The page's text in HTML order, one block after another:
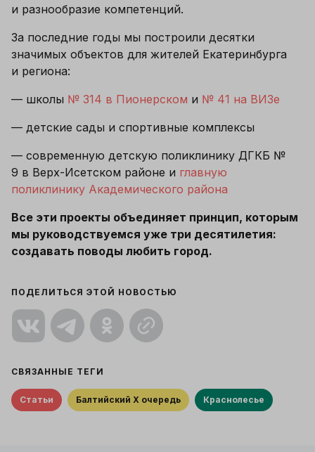
и разнообразие компетенций.
За последние годы мы построили десятки
значимых объектов для жителей Екатеринбурга
и региона:
— школы № 314 в Пионерском и № 41 на ВИЗе
— детские сады и спортивные комплексы
— современную детскую поликлинику ДГКБ №
9 в Верх-Исетском районе и главную
поликлинику Академического района
Все эти проекты объединяет принцип, которым
мы руководствуемся уже три десятилетия:
создавать поводы любить город.
ПОДЕЛИТЬСЯ ЭТОЙ НОВОСТЬЮ
СВЯЗАННЫЕ ТЕГИ
Статьи Балтийский X очередь Краснолесье